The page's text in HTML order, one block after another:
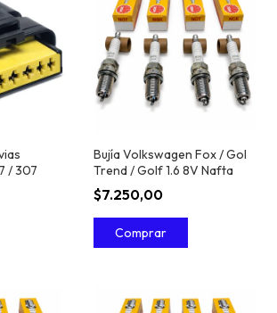
/ 307
Bujía Volkswagen Fox / Gol
Trend / Golf 1.6 8V Nafta
$7.250,00